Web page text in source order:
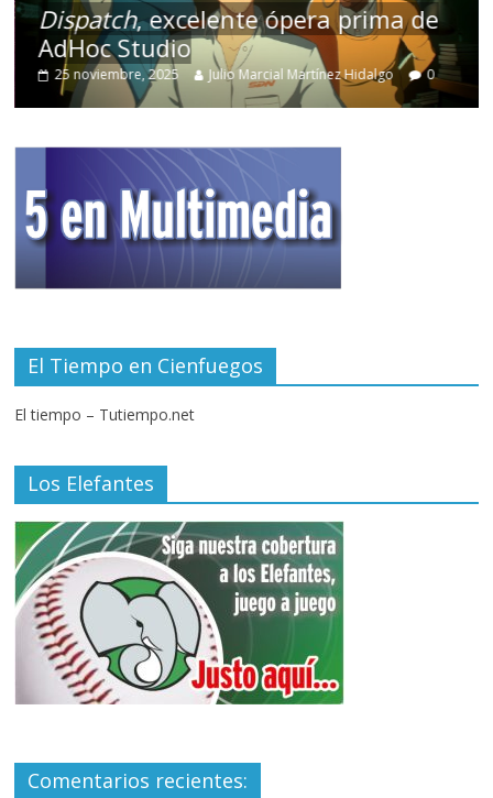
Dispatch, excelente ópera prima de
AdHoc Studio
25 noviembre, 2025 Julio Marcial Martínez Hidalgo 0
El Tiempo en Cienfuegos
El tiempo – Tutiempo.net
Los Elefantes
Comentarios recientes: